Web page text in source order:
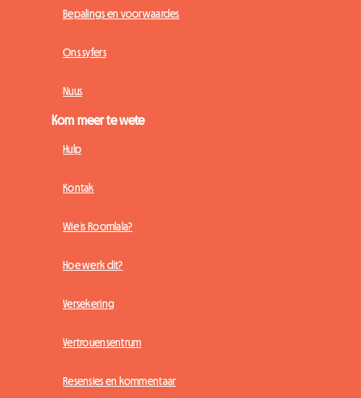
Bepalings en voorwaardes
Ons syfers
Nuus
Kom meer te wete
Hulp
Kontak
Wie is Roomlala?
Hoe werk dit?
Versekering
Vertrouensentrum
Resensies en kommentaar